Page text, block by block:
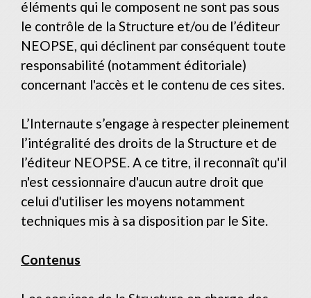
éléments qui le composent ne sont pas sous
le contrôle de la Structure et/ou de l’éditeur
NEOPSE, qui déclinent par conséquent toute
responsabilité (notamment éditoriale)
concernant l'accès et le contenu de ces sites.
L’Internaute s’engage à respecter pleinement
l’intégralité des droits de la Structure et de
l’éditeur NEOPSE. A ce titre, il reconnaît qu'il
n'est cessionnaire d'aucun autre droit que
celui d'utiliser les moyens notamment
techniques mis à sa disposition par le Site.
Contenus